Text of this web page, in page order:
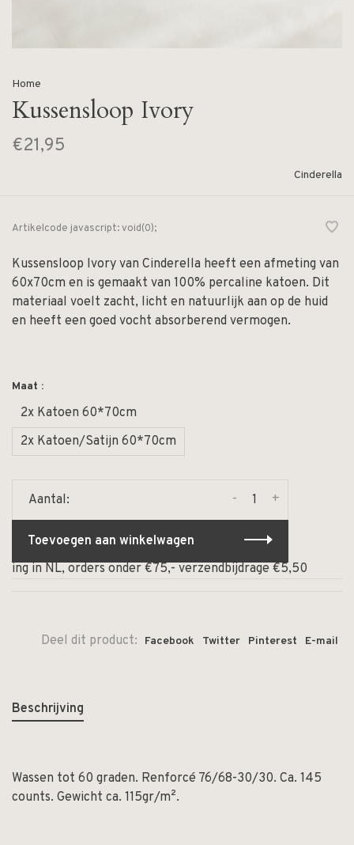
Home
Kussensloop Ivory
€21,95
Cinderella
Artikelcodejavascript: void(0);
Kussensloop Ivory van Cinderella heeft een afmeting van
60x70cm en is gemaakt van 100% percaline katoen. Dit
materiaal voelt zacht, licht en natuurlijk aan op de huid
en heeft een goed vocht absorberend vermogen.
Maat :
2x Katoen 60*70cm
2x Katoen/Satijn 60*70cm
Aantal: +
-
Toevoegen aan winkelwagen
in NL, orders onder €75,- verzendbijdrage €5,50
Deel dit product: Facebook Twitter Pinterest E-mail
Beschrijving
Wassen tot 60 graden. Renforcé 76/68-30/30. Ca. 145
counts. Gewicht ca. 115gr/m².